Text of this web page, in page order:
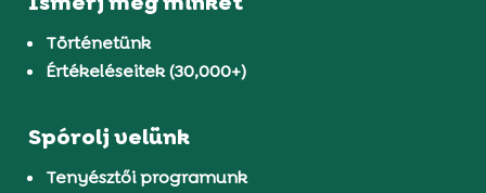
Történetünk
Értékeléseitek (30,000+)
Spórolj velünk
Tenyésztői programunk